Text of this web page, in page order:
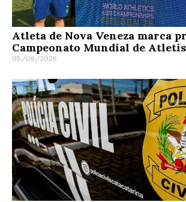
Atleta de Nova Veneza marca
Campeonato Mundial de
05/08/2026